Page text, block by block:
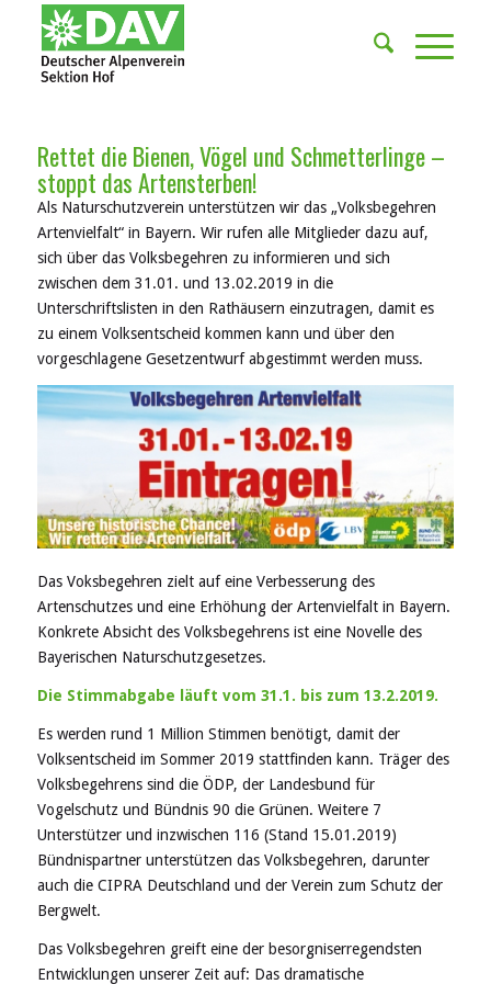
Rettet die Bienen, Vögel und Schmetterlinge –
stoppt das Artensterben!
Als Naturschutzverein unterstützen wir das „Volksbegehren
Artenvielfalt“ in Bayern. Wir rufen alle Mitglieder dazu auf,
sich über das Volksbegehren zu informieren und sich
zwischen dem 31.01. und 13.02.2019 in die
Unterschriftslisten in den Rathäusern einzutragen, damit es
zu einem Volksentscheid kommen kann und über den
vorgeschlagene Gesetzentwurf abgestimmt werden muss.
Das Voksbegehren zielt auf eine Verbesserung des
Artenschutzes und eine Erhöhung der Artenvielfalt in Bayern.
Konkrete Absicht des Volksbegehrens ist eine Novelle des
Bayerischen Naturschutzgesetzes.
Die Stimmabgabe läuft vom 31.1. bis zum 13.2.2019.
Es werden rund 1 Million Stimmen benötigt, damit der
Volksentscheid im Sommer 2019 stattfinden kann. Träger des
Volksbegehrens sind die ÖDP, der Landesbund für
Vogelschutz und Bündnis 90 die Grünen. Weitere 7
Unterstützer und inzwischen 116 (Stand 15.01.2019)
Bündnispartner unterstützen das Volksbegehren, darunter
auch die CIPRA Deutschland und der Verein zum Schutz der
Bergwelt.
Das Volksbegehren greift eine der besorgniserregendsten
Entwicklungen unserer Zeit auf: Das dramatische